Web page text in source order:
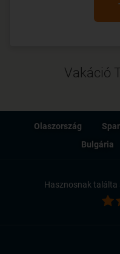
Vakáció
Olaszország
Bulgária
Hasznosnak